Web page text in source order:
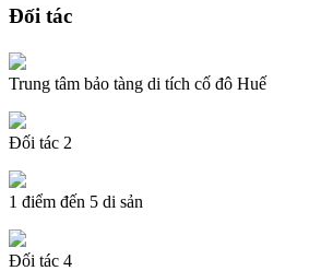
Đối tác
Trung tâm bảo tàng di tích cố đô Huế
Đối tác 2
1 điểm đến 5 di sản
Đối tác 4